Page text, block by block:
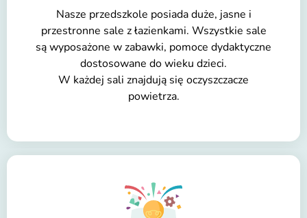
Nasze przedszkole posiada duże, jasne i
przestronne sale z łazienkami. Wszystkie sale
są wyposażone w zabawki, pomoce dydaktyczne
dostosowane do wieku dzieci.
W każdej sali znajdują się oczyszczacze
powietrza.